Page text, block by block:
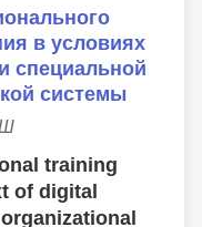
в условиях
специальной
системы
training
of digital